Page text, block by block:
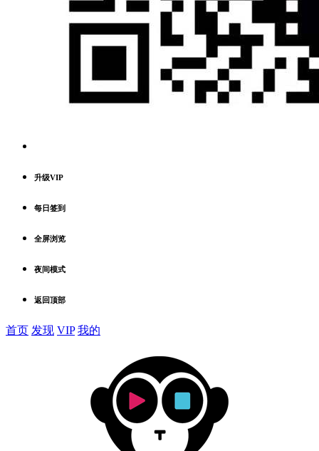
升级VIP
每日签到
全屏浏览
夜间模式
返回顶部
首页 发现 VIP 我的